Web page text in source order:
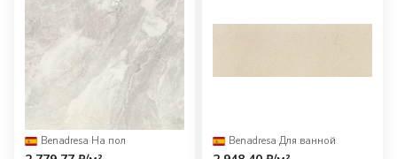
Benadresa·На пол Benadresa·Для ванной